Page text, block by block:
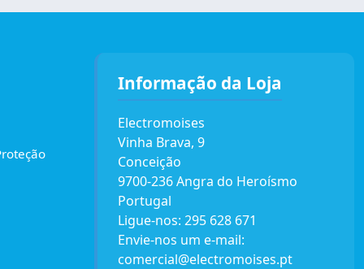
Informação da Loja
Electromoises
Vinha Brava, 9
Conceição
9700-236 Angra do Heroísmo
Portugal
Ligue-nos: 295 628 671
Envie-nos um e-mail:
comercial@electromoises.pt